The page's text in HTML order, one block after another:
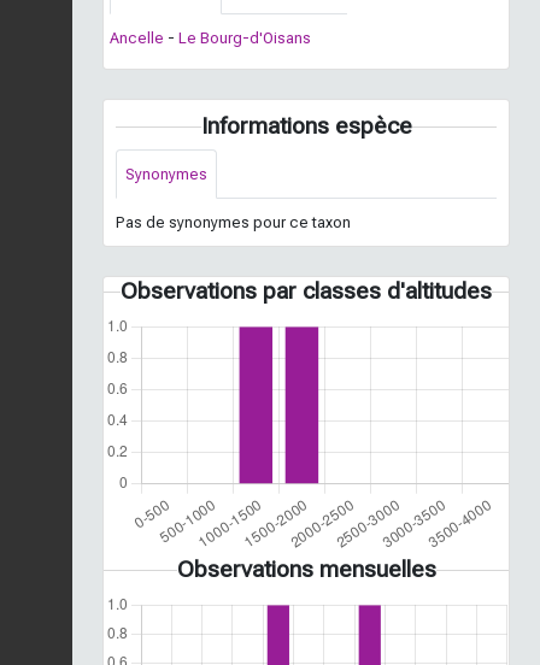
Ancelle - Le Bourg-d'Oisans
Informations espèce
Synonymes
Pas de synonymes pour ce taxon
Observations par classes d'altitudes
Observations mensuelles